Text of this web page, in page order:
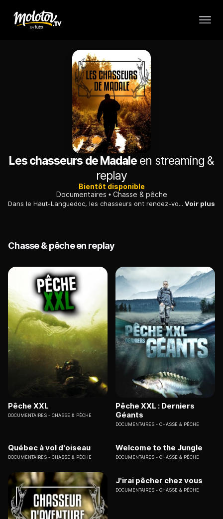
Les chasseurs de Madale en streaming &
replay
Bientôt disponible
Documentaires
Chasse & pêche
Dans le Haut-Languedoc, les chasseurs ont rendez-vous au col de Madale pour y débusquer le sanglier, mais aussi le mouflon et le chevreuil. Voir plus
Chasse & pêche en replay
Pêche XXL
DOCUMENTAIRES CHASSE & PÊCHE
Pêche XXL : Derniers
Géants
DOCUMENTAIRES CHASSE & PÊCHE
Québec à vol d'oiseau
DOCUMENTAIRES CHASSE & PÊCHE
Welcome to the Jungle
DOCUMENTAIRES CHASSE & PÊCHE
J'irai pêcher chez vous
DOCUMENTAIRES CHASSE & PÊCHE